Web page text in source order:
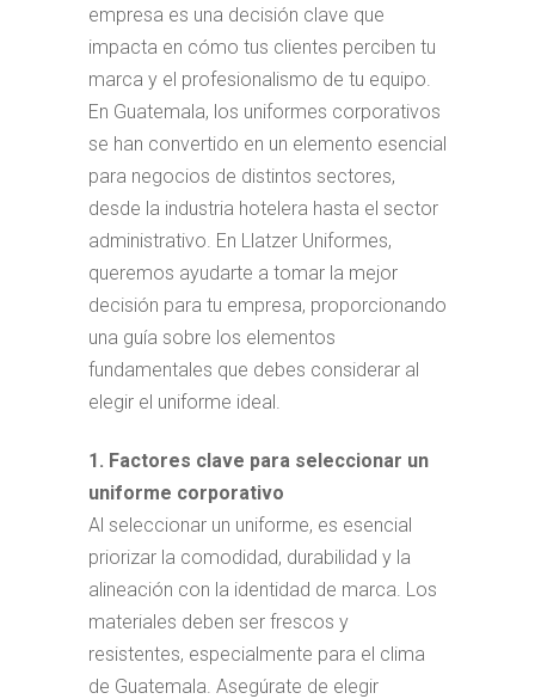
empresa es una decisión clave que
impacta en cómo tus clientes perciben tu
marca y el profesionalismo de tu equipo.
En Guatemala, los uniformes corporativos
se han convertido en un elemento esencial
para negocios de distintos sectores,
desde la industria hotelera hasta el sector
administrativo. En Llatzer Uniformes,
queremos ayudarte a tomar la mejor
decisión para tu empresa, proporcionando
una guía sobre los elementos
fundamentales que debes considerar al
elegir el uniforme ideal.
1. Factores clave para seleccionar un
uniforme corporativo
Al seleccionar un uniforme, es esencial
priorizar la comodidad, durabilidad y la
alineación con la identidad de marca. Los
materiales deben ser frescos y
resistentes, especialmente para el clima
de Guatemala. Asegúrate de elegir